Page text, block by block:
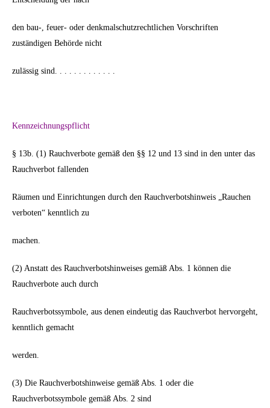
den bau-, feuer- oder denkmalschutzrechtlichen Vorschriften
zuständigen Behörde nicht
zulässig sind. . . . . . . . . . . . .
Kennzeichnungspflicht
§ 13b. (1) Rauchverbote gemäß den §§ 12 und 13 sind in den unter das
Rauchverbot fallenden
Räumen und Einrichtungen durch den Rauchverbotshinweis „Rauchen
verboten“ kenntlich zu
machen.
(2) Anstatt des Rauchverbotshinweises gemäß Abs. 1 können die
Rauchverbote auch durch
Rauchverbotssymbole, aus denen eindeutig das Rauchverbot hervorgeht,
kenntlich gemacht
werden.
(3) Die Rauchverbotshinweise gemäß Abs. 1 oder die
Rauchverbotssymbole gemäß Abs. 2 sind